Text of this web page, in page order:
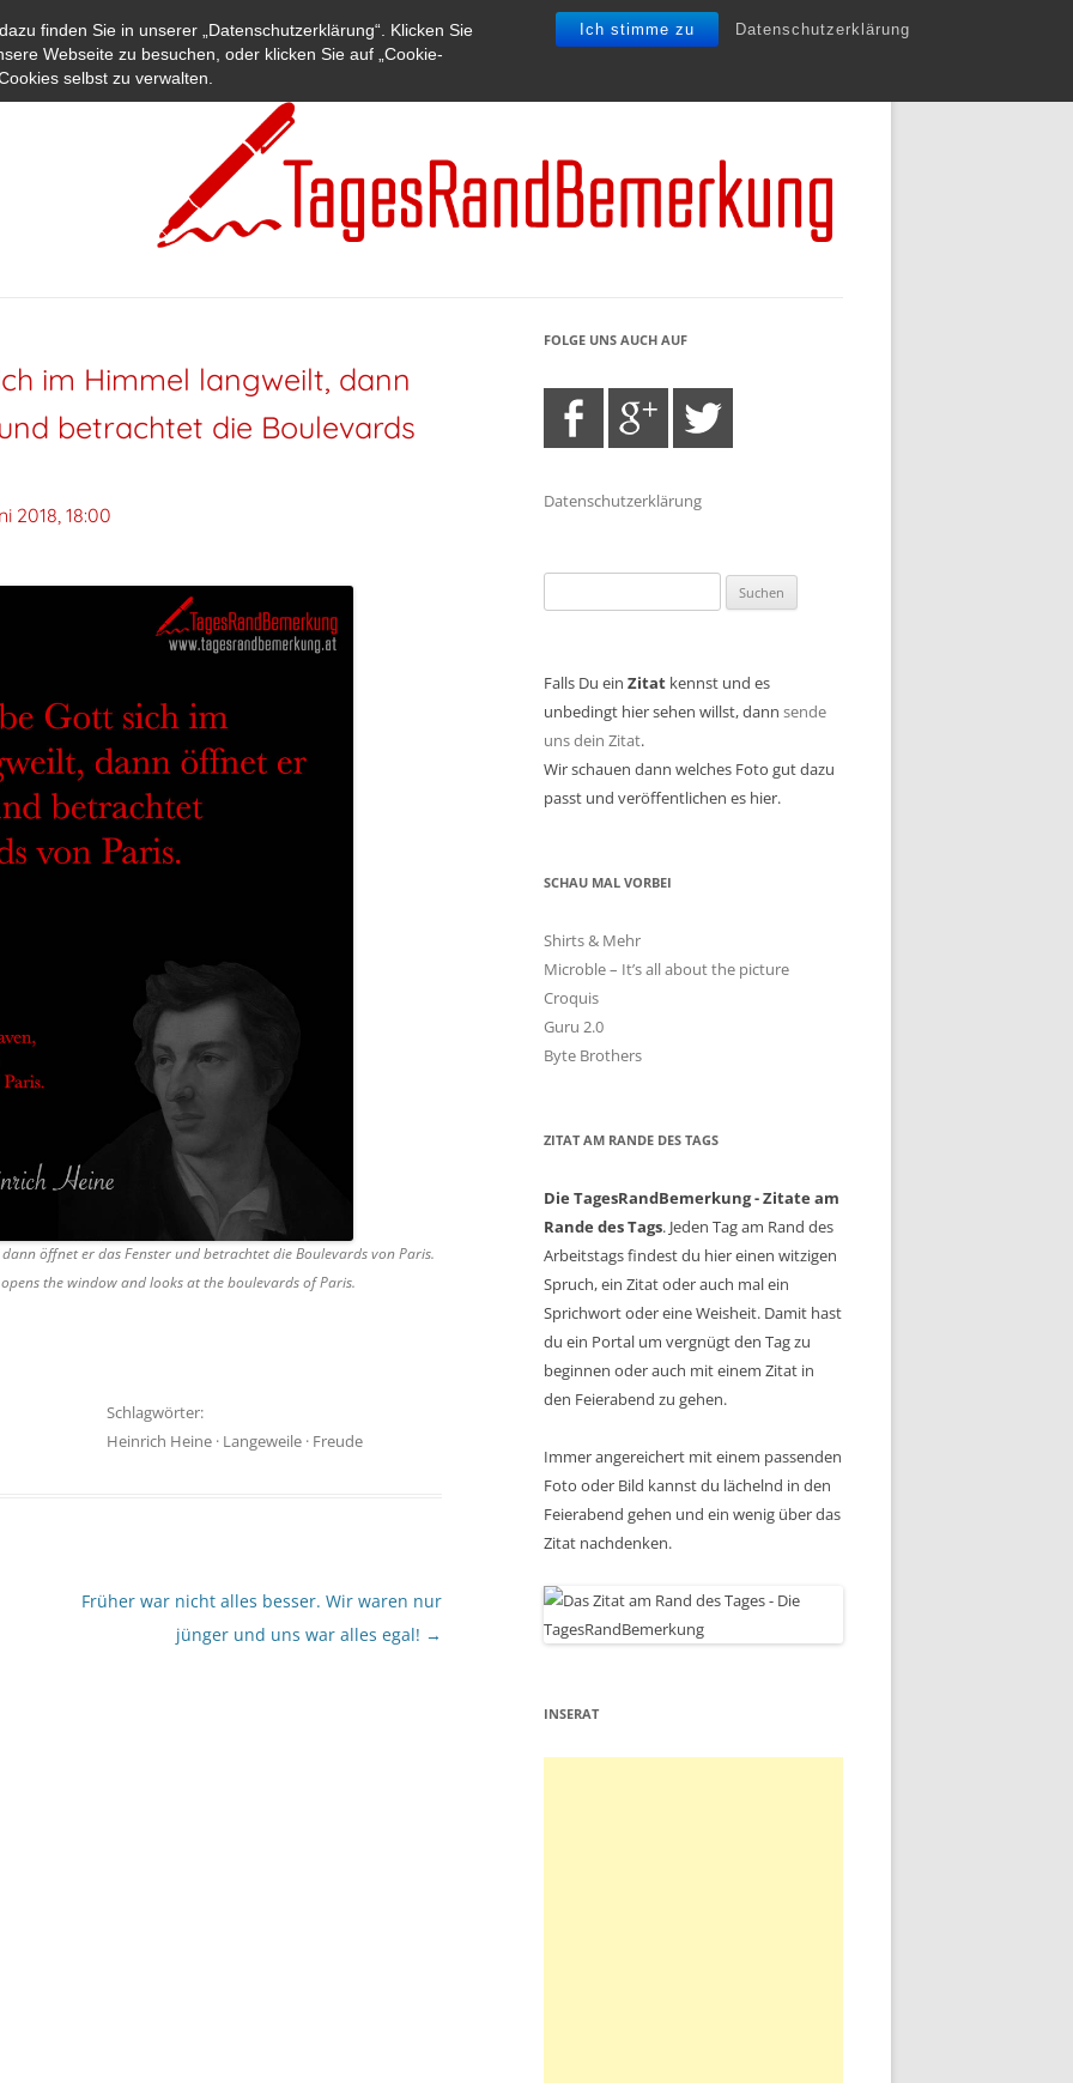
finden Sie in unserer „Datenschutzerklärung“. Klicken Sie
Webseite zu besuchen, oder klicken Sie auf „Cookie-
selbst zu verwalten.
Ich stimme zu Datenschutzerklärung
im Himmel langweilt, dann
betrachtet die Boulevards
2018, 18:00
öffnet er das Fenster und betrachtet die Boulevards von Paris.
the window and looks at the boulevards of Paris.
Schlagwörter:
Heinrich Heine· Langeweile· Freude
Früher war nicht alles besser. Wir waren nur
jünger und uns war alles egal! →
FOLGE UNS AUCH AUF
Datenschutzerklärung
nach:
Falls Du ein Zitat kennst und es
unbedingt hier sehen willst, dann sende
uns dein Zitat.
Wir schauen dann welches Foto gut dazu
passt und veröffentlichen es hier.
SCHAU MAL VORBEI
Shirts & Mehr
Microble – It’s all about the picture
Croquis
Guru 2.0
Byte Brothers
ZITAT AM RANDE DES TAGS
Die TagesRandBemerkung - Zitate am
Rande des Tags. Jeden Tag am Rand des
Arbeitstags findest du hier einen witzigen
Spruch, ein Zitat oder auch mal ein
Sprichwort oder eine Weisheit. Damit hast
du ein Portal um vergnügt den Tag zu
beginnen oder auch mit einem Zitat in
den Feierabend zu gehen.
Immer angereichert mit einem passenden
Foto oder Bild kannst du lächelnd in den
Feierabend gehen und ein wenig über das
Zitat nachdenken.
INSERAT